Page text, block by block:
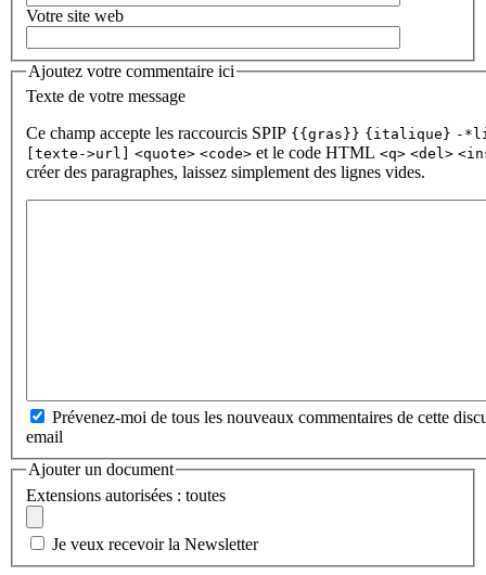
Votre site web
Ajoutez votre commentaire ici
Texte de votre message
Ce champ accepte les raccourcis SPIP {{gras}} {italique} -
[texte->url]
<quote> <code> et le code HTML <q> <del>
créer des paragraphes, laissez simplement des lignes vides.
Prévenez-moi de tous les nouveaux commentaires de cette
email
Ajouter un document
Extensions autorisées : toutes
Je veux recevoir la Newsletter